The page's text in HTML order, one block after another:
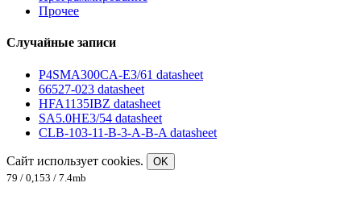
Прочее
Случайные записи
P4SMA300CA-E3/61 datasheet
66527-023 datasheet
HFA1135IBZ datasheet
SA5.0HE3/54 datasheet
CLB-103-11-B-3-A-B-A datasheet
Сайт использует cookies.
OK
79 / 0,153 / 7.4mb